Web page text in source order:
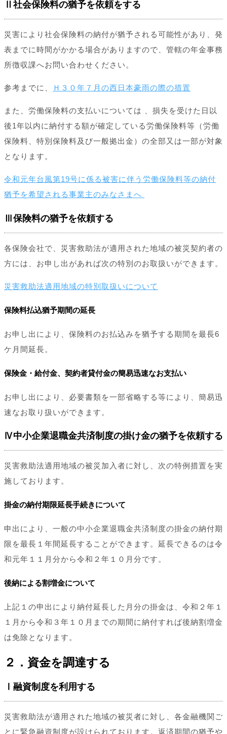
Ⅱ社会保険料の猶予を依頼をする
災害により社会保険料の納付が猶予される可能性があり、発
表までに時間がかかる場合がありますので、管轄の年金事務
所徴収課へお問い合わせください。
参考までに、 Ｈ３０年７月の西日本豪雨の際の措置
また、労働保険料の支払いについては 、損失を受けた日以
後1年以内に納付する額が確定している労働保険料等（労働
保険料、特別保険料及び一般拠出金）の全部又は一部が対象
となります。
令和元年台風第19号に係る被害に伴う労働保険料等の納付
猶予を希望される事業主のみなさまへ
Ⅲ保険料の猶予を依頼する
各保険会社で、災害救助法が適用された地域の被災契約者の
方には、お申し出があれば次の特別のお取扱いができます。
災害救助法適用地域の特別取扱いについて
保険料払込猶予期間の延長
お申し出により、保険料のお払込みを猶予する期間を最長6
ケ月間延長。
保険金・給付金、契約者貸付金の簡易迅速なお支払い
お申し出により、必要書類を一部省略する等により、簡易迅
速なお取り扱いができます。
Ⅳ中小企業退職金共済制度の掛け金の猶予を依頼する
災害救助法適用地域の被災加入者に対し、次の特例措置を実
施しております。
掛金の納付期限延長手続きについて
申出により、一般の中小企業退職金共済制度の掛金の納付期
限を最長１年間延長することができます。延長できるのは令
和元年１１月分から令和２年１０月分です。
後納による割増金について
上記１の申出により納付延長した月分の掛金は、令和２年１
１月から令和３年１０月までの期間に納付すれば後納割増金
は免除となります。
２．資金を調達する
Ⅰ融資制度を利用する
災害救助法が適用された地域の被災者に対し、各金融機関ご
とに緊急融資制度が設けられております。返済期間の猶予や